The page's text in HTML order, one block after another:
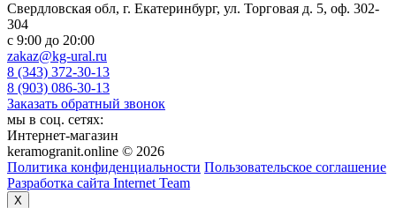
Свердловская обл, г. Екатеринбург, ул. Торговая д. 5, оф. 302-
304
c 9:00 до 20:00
zakaz@kg-ural.ru
8 (343) 372-30-13
8 (903) 086-30-13
Заказать обратный звонок
мы в соц. сетях:
Интернет-магазин
keramogranit.online © 2026
Политика конфиденциальности Пользовательское соглашение
Разработка сайта Internet Team
X